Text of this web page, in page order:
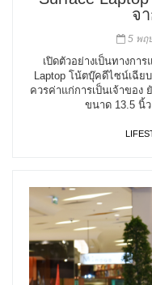
จ
5 พฤ
เปิดตัวอย่างเป็นทางกา
Laptop โน้ตบุ๊คดีไซน์เฉีย
ควรค่าแก่การเป็นเจ้าขอ
ขนาด 13.5 นิ้